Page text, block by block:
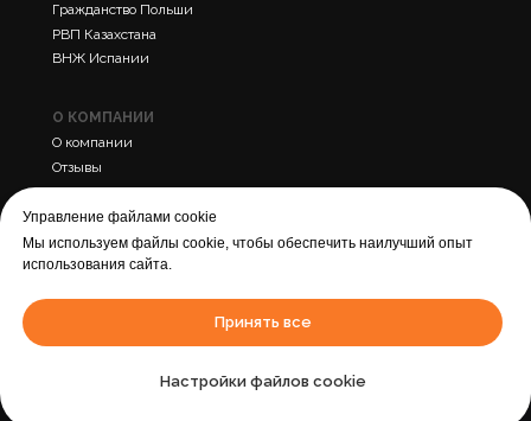
О КОМПАНИИ
О компании
Отзывы
Контакты
ПРОЧЕЕ
Cогласие на обработку персональных данных
Статьи
Гражданство Польши
РВП Казахстана
ВНЖ Испании
Управление файлами cookie
Мы используем файлы cookie, чтобы обеспечить наилучший опыт
использования сайта.
Принять все
Настройки файлов cookie